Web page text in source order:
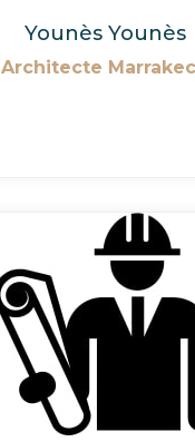
Younès Younès
Architecte